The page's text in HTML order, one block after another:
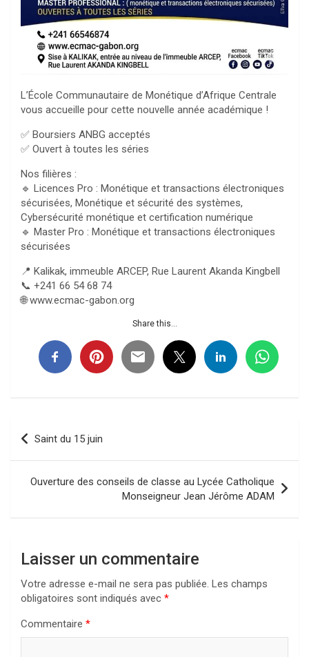
L’École Communautaire de Monétique d’Afrique Centrale
vous accueille pour cette nouvelle année académique !
✅ Boursiers ANBG acceptés
✅ Ouvert à toutes les séries
Nos filières :
🔹 Licences Pro : Monétique et transactions électroniques
sécurisées, Monétique et sécurité des systèmes,
Cybersécurité monétique et certification numérique
🔹 Master Pro : Monétique et transactions électroniques
sécurisées
📍 Kalikak, immeuble ARCEP, Rue Laurent Akanda Kingbell
📞 +241 66 54 68 74
🌐 www.ecmac-gabon.org
Share this...
Navigation
de
l’article
Saint du 15 juin
Ouverture des conseils de classe au Lycée Catholique
Monseigneur Jean Jérôme ADAM
Laisser un commentaire
Votre adresse e-mail ne sera pas publiée. Les champs
obligatoires sont indiqués avec *
Commentaire *